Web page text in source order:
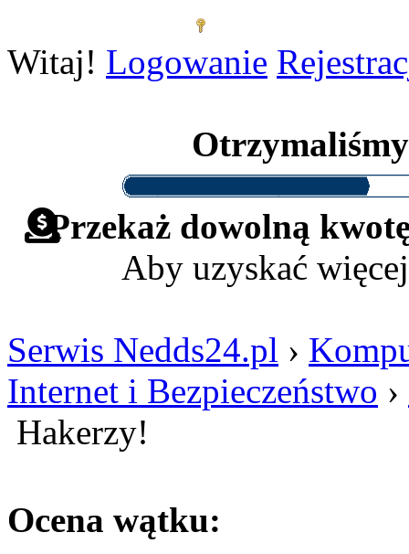
Witaj! Logowanie
Przekaż dowolną
Aby uzyskać
Serwis Nedds24.pl ›
Internet i Bezpieczeństwo ›
Hakerzy!
Ocena wątku: